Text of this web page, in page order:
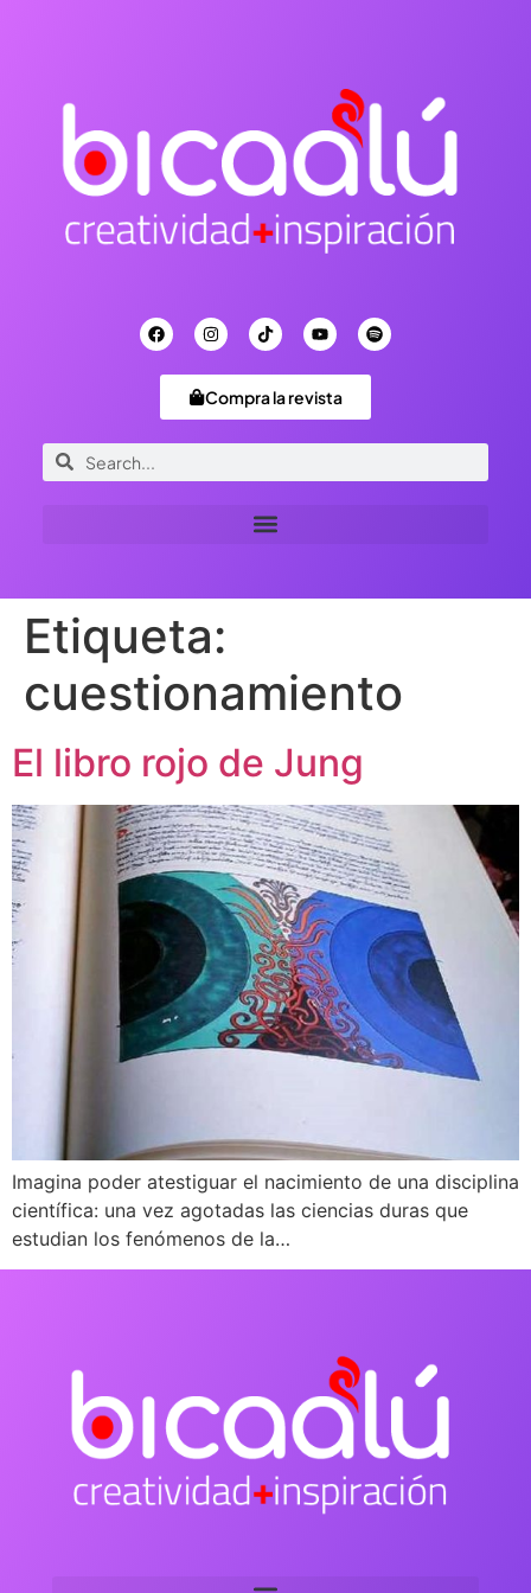
Compra la revista
Etiqueta:
cuestionamiento
El libro rojo de Jung
Imagina poder atestiguar el nacimiento de una disciplina
científica: una vez agotadas las ciencias duras que
estudian los fenómenos de la…